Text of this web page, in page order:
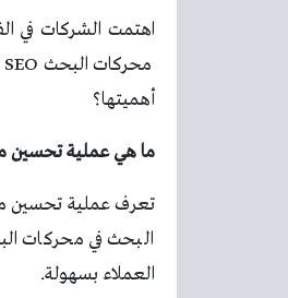
اهتمت الشركات في
محركات البحث
أهميتها؟
ما هي عملية تحسين
البحث في محركات
العملاء بسهولة.